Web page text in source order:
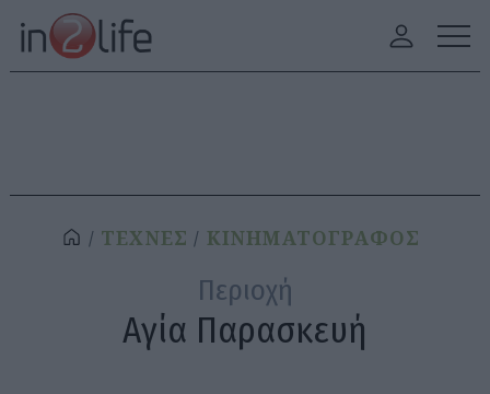
ΤΕΧΝΕΣ ΚΙΝΗΜΑΤΟΓΡΑΦΟΣ
Περιοχή
Αγία Παρασκευή